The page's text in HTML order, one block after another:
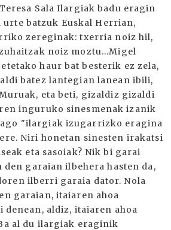
Sala Ilargiak badu eragin
batzuk Euskal Herrian,
zereginak: txerria noiz hil,
noiz moztu...Migel
haur bat besterik ez zela,
batez lantegian lanean ibili,
eta beti, gizaldiz gizaldi
inguruko sinesmenak izanik
"ilargiak izugarrizko eragina
Niri honetan sinesten irakatsi
eta sasoiak? Nik bi garai
garaian ilbehera hasten da,
ilberri garaia dator. Nola
garaian, itaiaren ahoa
aldiz, itaiaren ahoa
al du ilargiak eraginik